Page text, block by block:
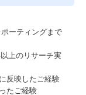
ーティングまで
上のリサーチ実
反映したご経験
たご経験